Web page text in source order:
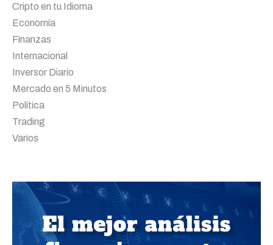
Cripto en tu Idioma
Economía
Finanzas
Internacional
Inversor Diario
Mercado en 5 Minutos
Política
Trading
Varios